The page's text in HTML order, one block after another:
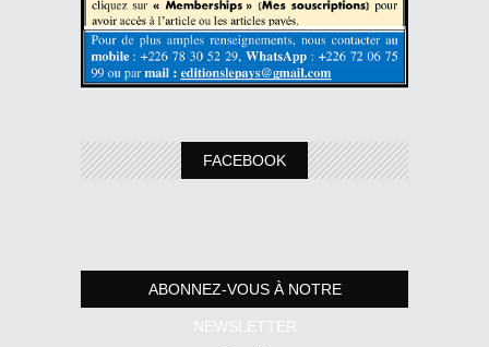
FACEBOOK
ABONNEZ-VOUS À NOTRE
NEWSLETTER